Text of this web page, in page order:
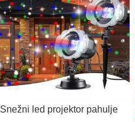
Snežni led projektor pahulje